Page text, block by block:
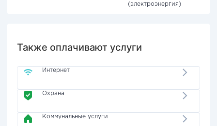
(электроэнергия)
Также оплачивают услуги
Интернет
Охрана
Коммунальные услуги